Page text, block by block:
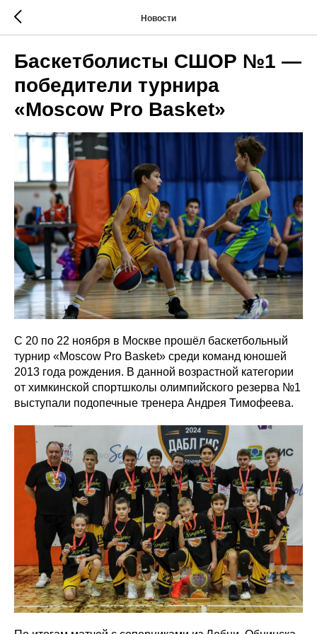
Новости
Баскетболисты СШОР №1 —
победители турнира
«Moscow Pro Basket»
C 20 по 22 ноября в Москве прошёл баскетбольный
турнир «Moscow Pro Basket» среди команд юношей
2013 года рождения. В данной возрастной категории
от химкинской спортшколы олимпийского резерва №1
выступали подопечные тренера Андрея Тимофеева.